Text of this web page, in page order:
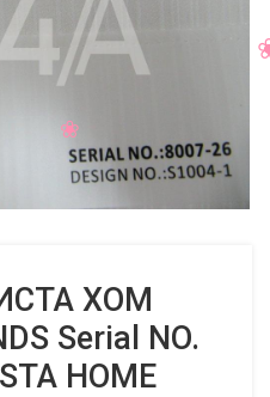
ХОМ
Serial NO.
HOME